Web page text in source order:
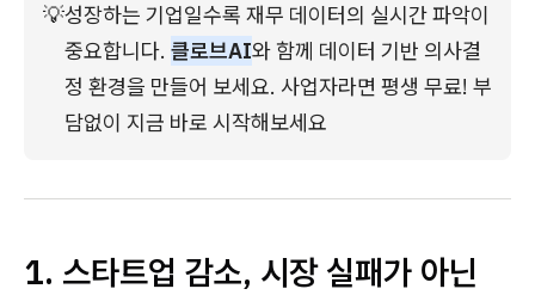
💡성장하는 기업일수록 재무 데이터의 실시간 파악이
중요합니다. 클로브AI와 함께 데이터 기반 의사결
정 환경을 만들어 보세요. 사업자라면 평생 무료! 부
담없이 지금 바로 시작해보세요
1. 스타트업 감소, 시장 실패가 아닌